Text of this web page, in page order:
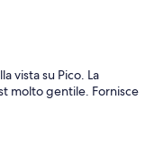
vista su Pico. La
molto gentile. Fornisce